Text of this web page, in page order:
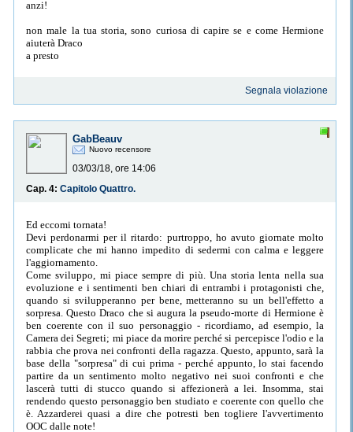
anzi!
non male la tua storia, sono curiosa di capire se e come Hermione
aiuterà Draco
a presto
Segnala violazione
GabBeauv
Nuovo recensore
03/03/18, ore 14:06
Cap. 4: Capitolo Quattro.
Ed eccomi tornata!
Devi perdonarmi per il ritardo: purtroppo, ho avuto giornate molto
complicate che mi hanno impedito di sedermi con calma e leggere
l'aggiornamento.
Come sviluppo, mi piace sempre di più. Una storia lenta nella sua
evoluzione e i sentimenti ben chiari di entrambi i protagonisti che,
quando si svilupperanno per bene, metteranno su un bell'effetto a
sorpresa. Questo Draco che si augura la pseudo-morte di Hermione è
ben coerente con il suo personaggio - ricordiamo, ad esempio, la
Camera dei Segreti; mi piace da morire perché si percepisce l'odio e la
rabbia che prova nei confronti della ragazza. Questo, appunto, sarà la
base della "sorpresa" di cui prima - perché appunto, lo stai facendo
partire da un sentimento molto negativo nei suoi confronti e che
lascerà tutti di stucco quando si affezionerà a lei. Insomma, stai
rendendo questo personaggio ben studiato e coerente con quello che
è. Azzarderei quasi a dire che potresti ben togliere l'avvertimento
OOC dalle note!